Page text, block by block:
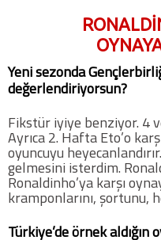
Yeni sezonda
değerlendiriyorsun?
Fikstür iyiye benziyor. 4
Ayrıca 2. Hafta Eto’o
oyuncuyu
gelmesini isterdim.
Ronaldinho’ya karşı
kramponlarını, şortunu,
Türkiye’de örnek aldığın